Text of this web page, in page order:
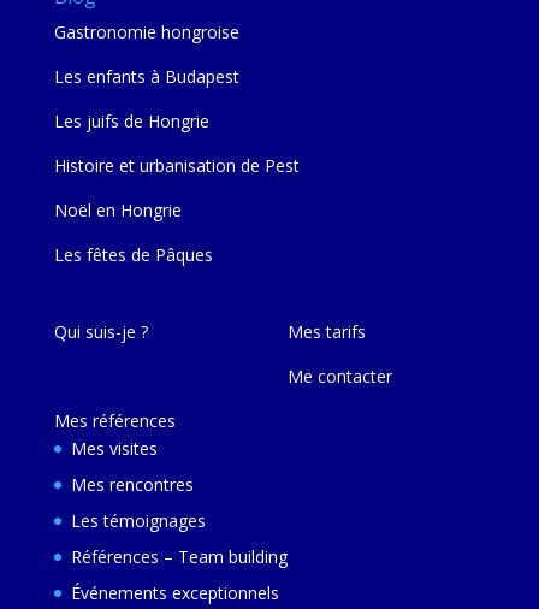
Gastronomie hongroise
Les enfants à Budapest
Les juifs de Hongrie
Histoire et urbanisation de Pest
Noël en Hongrie
Les fêtes de Pâques
Qui suis-je ?
Mes références
Mes visites
Mes rencontres
Les témoignages
Références – Team building
Événements exceptionnels
Mes tarifs
Me contacter